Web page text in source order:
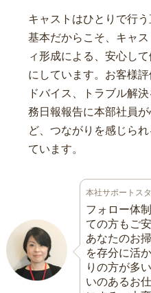
キャストはひとりで行
基本だからこそ、キャ
ィ形成による、安心し
にしています。お客様
ドバイス、トラブル解
務日報報告に本部社員
ど、つながりを感じら
ています。
本社サポートス
フォロー体
ての方もご
あなたのお
を存分に活
りの方が多
いのあるお